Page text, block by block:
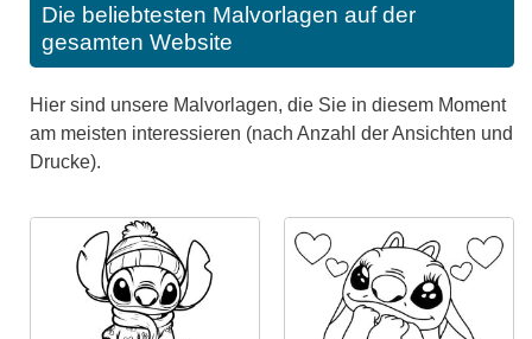
Die beliebtesten Malvorlagen auf der
gesamten Website
Hier sind unsere Malvorlagen, die Sie in diesem Moment
am meisten interessieren (nach Anzahl der Ansichten und
Drucke).